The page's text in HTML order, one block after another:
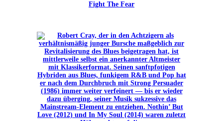
Fight The Fear